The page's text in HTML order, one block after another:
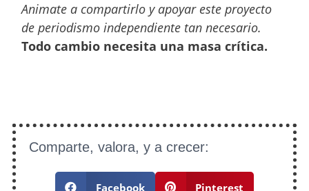
Animate a compartirlo y apoyar este proyecto
de periodismo independiente tan necesario.
Todo cambio necesita una masa crítica.
Comparte, valora, y a crecer:
Facebook Pinterest